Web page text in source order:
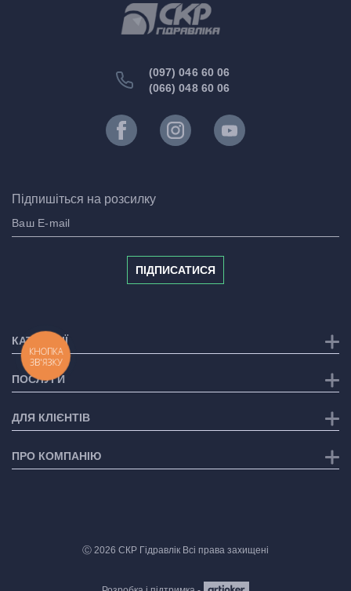
(097) 046 60 06
(066) 048 60 06
Підпишіться на розсилку
ПІДПИСАТИСЯ
КАТЕГОРІЇ
ПОСЛУГИ
ДЛЯ КЛІЄНТІВ
ПРО КОМПАНІЮ
Ⓒ 2026 СКР Гідравлік Всі права захищені
КНОПКА
ЗВ'ЯЗКУ